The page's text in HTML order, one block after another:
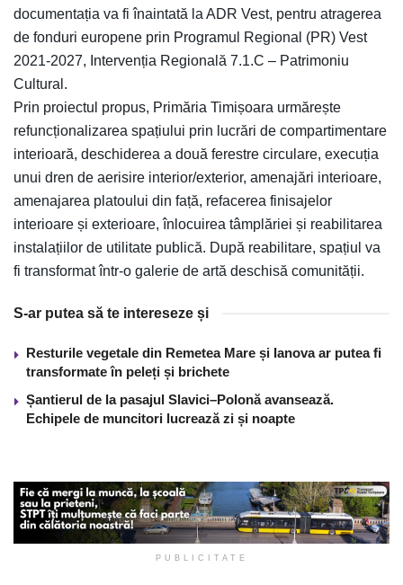
documentația va fi înaintată la ADR Vest, pentru atragerea
de fonduri europene prin Programul Regional (PR) Vest
2021-2027, Intervenția Regională 7.1.C – Patrimoniu
Cultural.
Prin proiectul propus, Primăria Timișoara urmărește
refuncționalizarea spațiului prin lucrări de compartimentare
interioară, deschiderea a două ferestre circulare, execuția
unui dren de aerisire interior/exterior, amenajări interioare,
amenajarea platoului din față, refacerea finisajelor
interioare și exterioare, înlocuirea tâmplăriei și reabilitarea
instalațiilor de utilitate publică. După reabilitare, spațiul va
fi transformat într-o galerie de artă deschisă comunității.
S-ar putea să te intereseze și
Resturile vegetale din Remetea Mare și Ianova ar putea fi
transformate în peleți și brichete
Șantierul de la pasajul Slavici–Polonă avansează.
Echipele de muncitori lucrează zi și noapte
PUBLICITATE